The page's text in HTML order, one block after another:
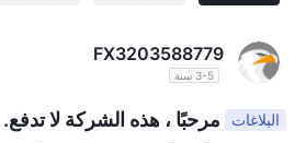
FX3203588779
3-5 سنة
البلاغات مرحبًا ، هذه الشركة لا تدفع.